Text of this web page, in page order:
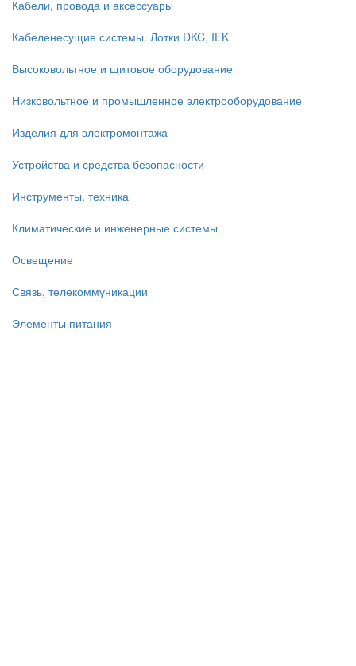
Кабели, провода и аксессуары
Кабеленесущие системы. Лотки DKC, IEK
Высоковольтное и щитовое оборудование
Низковольтное и промышленное электрооборудование
Изделия для электромонтажа
Устройства и средства безопасности
Инструменты, техника
Климатические и инженерные системы
Освещение
Связь, телекоммуникации
Элементы питания